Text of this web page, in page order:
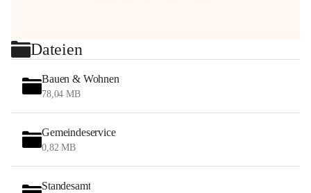
Dateien
Bauen & Wohnen
78,04 MB
Gemeindeservice
0,82 MB
Standesamt